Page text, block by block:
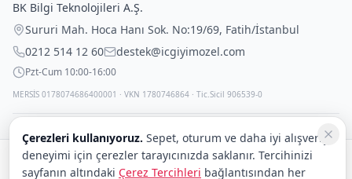
Çocuk İç Giyim
Outlet Fırsatları
İade Politikası
Gizli Paketleme
BK Bilgi Teknolojileri A.Ş.
Sururi Mah. Hoca Hanı Sok. No:19/69, Fatih/İstanbul
0212 514 12 60
destek@icgiyimozel.com
Pzt-Cum 10:00-16:00
MERSİS 0178074686400001 · VKN 1780746864 · Tic.Sicil 906539-0
Güvenli alışveriş:
Çerezleri kullanıyoruz. Sepet, oturum ve daha iyi alışveriş
deneyimi için çerezler tarayıcınızda saklanır. Tercihinizi
sayfanın altındaki Çerez Tercihleri bağlantısından her